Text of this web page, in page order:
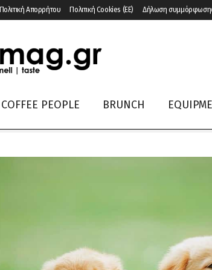
Πολιτική Απορρήτου Πολιτική Cookies (ΕΕ) Δήλωση
COFFEE PEOPLE BRUNCH